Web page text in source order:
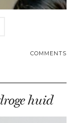
COMMENTS
huid